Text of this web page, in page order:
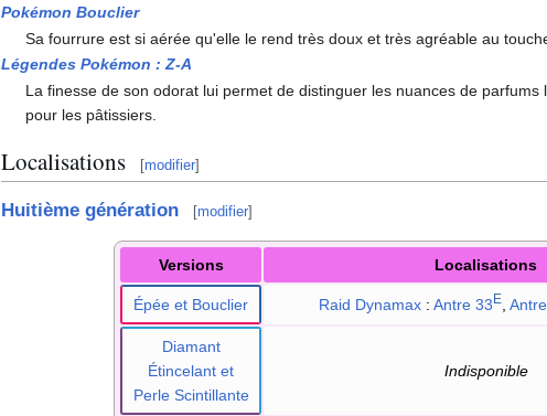
Pokémon Bouclier
Sa fourrure est si aérée qu'elle le rend très doux et très agréable au
Légendes Pokémon : Z-A
La finesse de son odorat lui permet de distinguer les nuances de
pour les pâtissiers.
Localisations [modifier]
Huitième génération [modifier]
Versions Localisations
Épée et Bouclier Raid Dynamax : Antre 33 E,
Diamant
Étincelant et
Perle Scintillante
Indisponible